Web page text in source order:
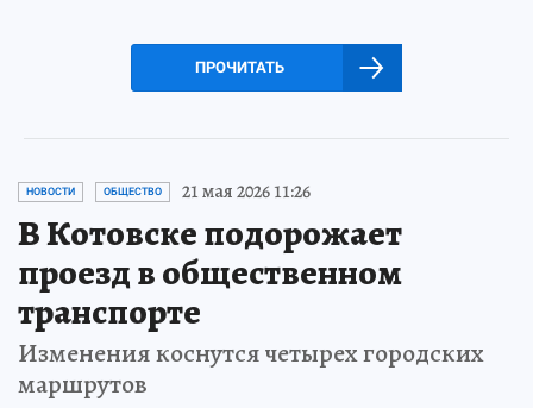
ПРОЧИТАТЬ
НОВОСТИ ОБЩЕСТВО 21 мая 2026 11:26
В Котовске подорожает
проезд в общественном
транспорте
Изменения коснутся четырех городских
маршрутов